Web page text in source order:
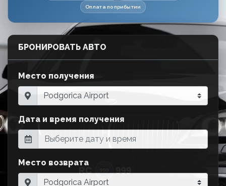
Оплата по прибытии
БРОНИРОВАТЬ АВТО
Место получения
Дата и время получения
Место возврата